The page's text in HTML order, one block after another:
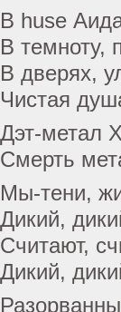
В huse
В темноту,
В дверях,
Чистая
Дэт-метал
Смерть
Мы-тени,
Дикий,
Считают,
Дикий,